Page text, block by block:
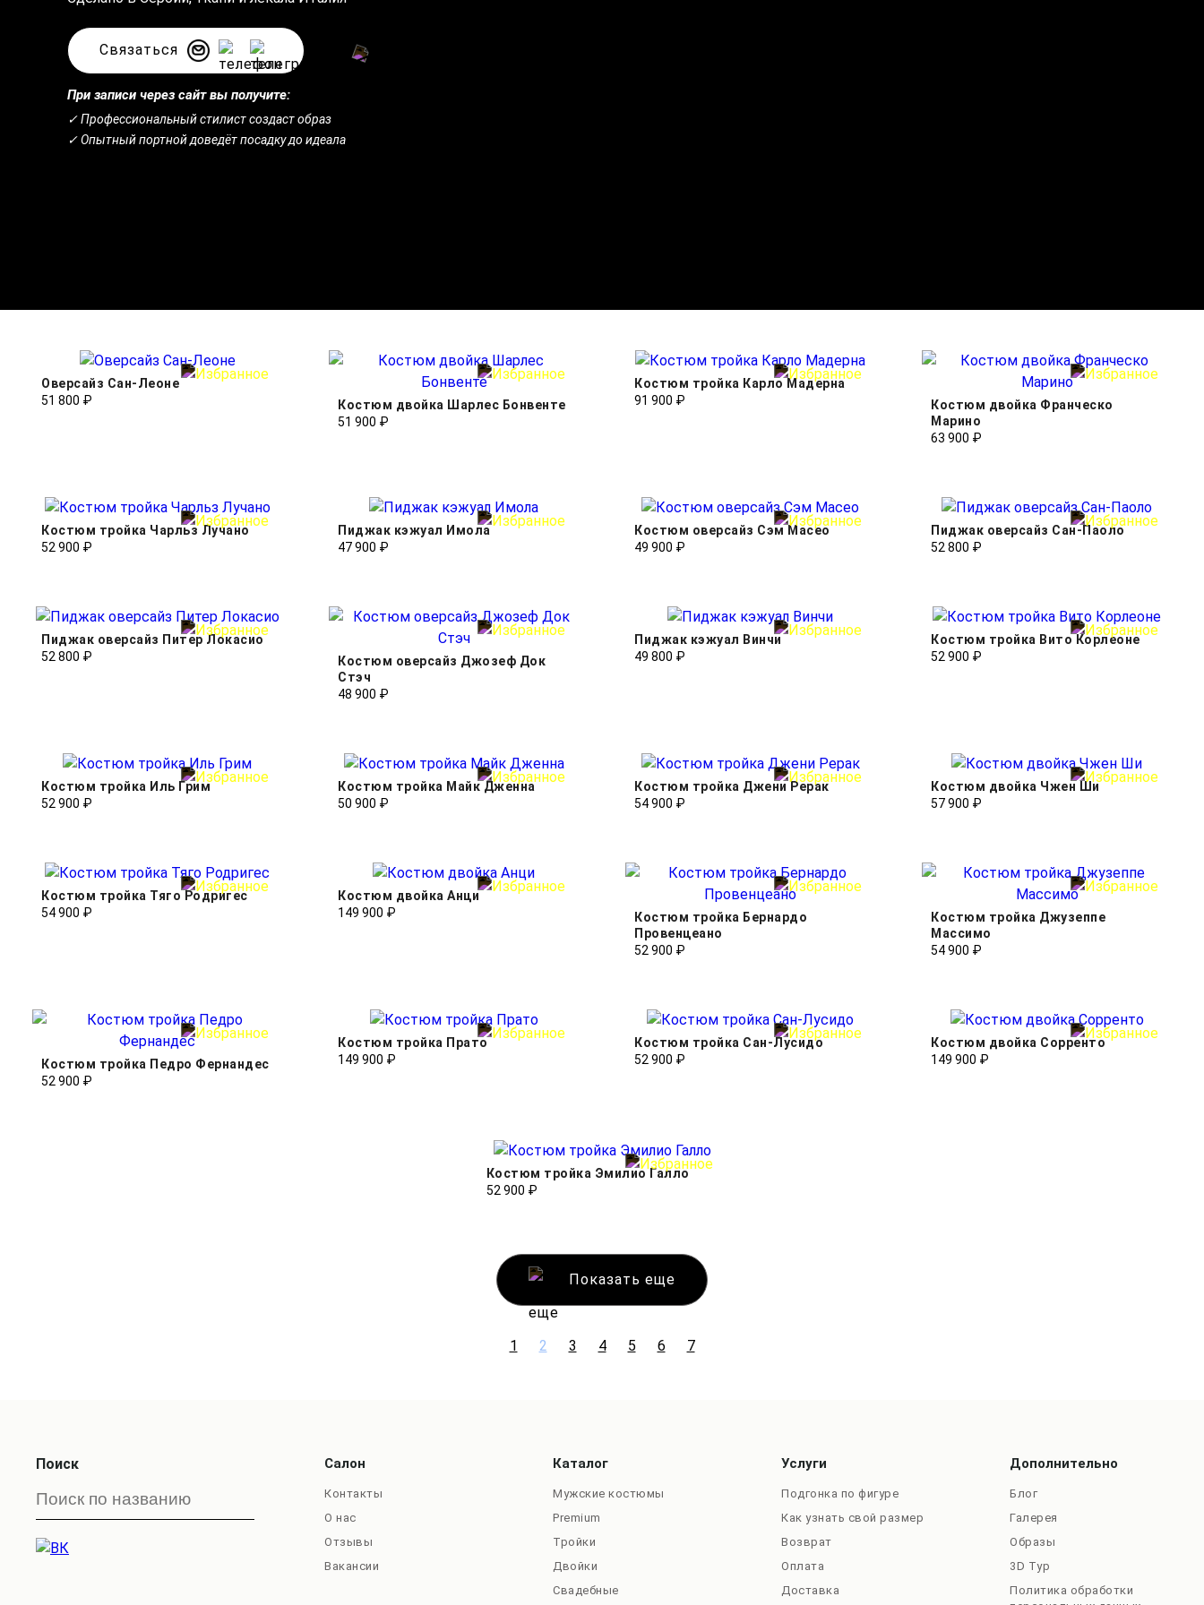
Связаться
При записи через сайт вы получите:
✓ Профессиональный стилист создаст образ
✓ Опытный портной доведёт посадку до идеала
Оверсайз Сан-Леоне
51 800 ₽
Костюм двойка Шарлес Бонвенте
51 900 ₽
Костюм тройка Карло Мадерна
91 900 ₽
Костюм двойка Франческо
Марино
63 900 ₽
Костюм тройка Чарльз Лучано
52 900 ₽
Пиджак кэжуал Имола
47 900 ₽
Костюм оверсайз Сэм Масео
49 900 ₽
Пиджак оверсайз Cан-Паоло
52 800 ₽
Пиджак оверсайз Питер Локасио
52 800 ₽
Костюм оверсайз Джозеф Док
Стэч
48 900 ₽
Пиджак кэжуал Винчи
49 800 ₽
Костюм тройка Вито Корлеоне
52 900 ₽
Костюм тройка Иль Грим
52 900 ₽
Костюм тройка Майк Дженна
50 900 ₽
Костюм тройка Джени Рерак
54 900 ₽
Костюм двойка Чжен Ши
57 900 ₽
Костюм тройка Тяго Родригес
54 900 ₽
Костюм двойка Анци
149 900 ₽
Костюм тройка Бернардо
Провенцеано
52 900 ₽
Костюм тройка Джузеппе
Массимо
54 900 ₽
Костюм тройка Педро Фернандес
52 900 ₽
Костюм тройка Прато
149 900 ₽
Костюм тройка Сан-Лусидо
52 900 ₽
Костюм двойка Сорренто
149 900 ₽
Костюм тройка Эмилио Галло
52 900 ₽
Показать еще
1 2 3 4 5 6 7
Поиск Салон
Контакты
О нас
Отзывы
Вакансии
Каталог
Мужские костюмы
Premium
Тройки
Двойки
Свадебные
Услуги
Подгонка по фигуре
Как узнать свой размер
Возврат
Оплата
Доставка
Дополнительно
Блог
Галерея
Образы
3D Тур
Политика обработки